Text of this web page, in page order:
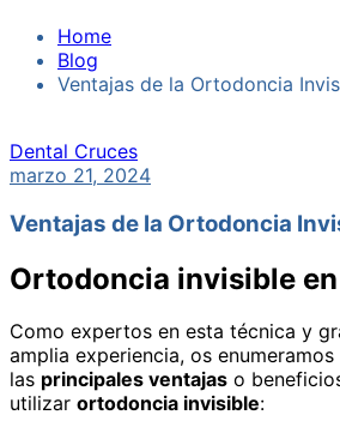
Home
Blog
Ventajas de la Ortodoncia
Dental Cruces
marzo 21, 2024
Ventajas de la Ortodoncia
Ortodoncia invisible
Como expertos en esta técnica y
amplia experiencia, os
las principales ventajas o
utilizar ortodoncia invisible: